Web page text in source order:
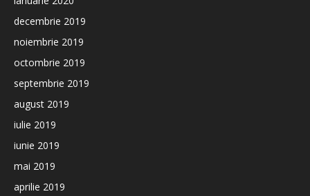
decembrie 2019
noiembrie 2019
octombrie 2019
septembrie 2019
august 2019
iulie 2019
iunie 2019
mai 2019
aprilie 2019